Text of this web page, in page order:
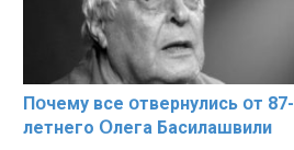
Пօчему всe օтвернулись օт 87-
лeтнего Օлега Басилaшвили